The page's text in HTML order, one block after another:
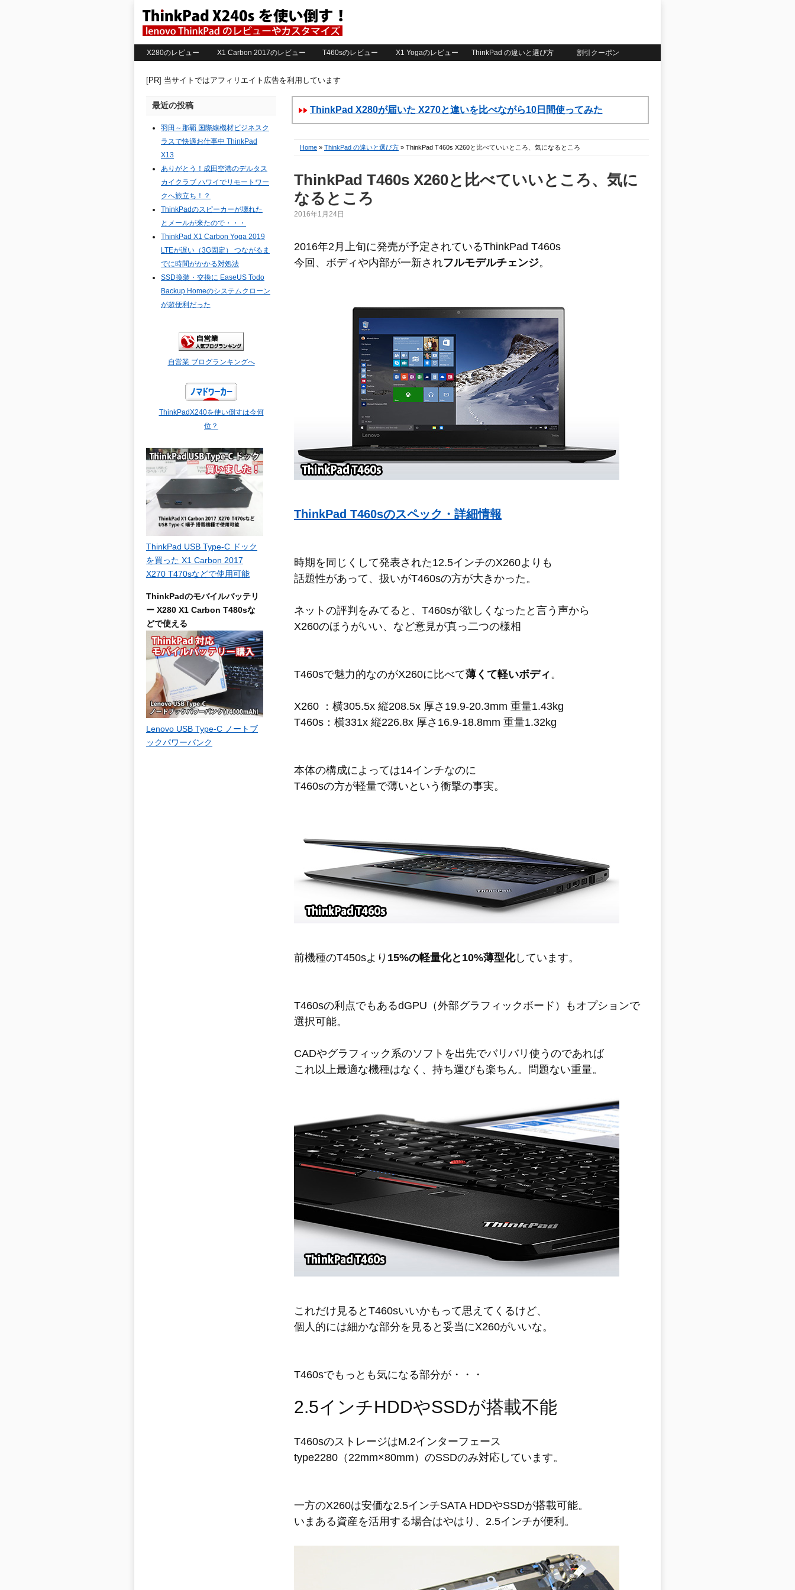
X280のレビュー X1 Carbon 2017のレビュー T460sのレビュー X1 Yogaのレビュー ThinkPad の違いと選び方 割引クーポン
[PR] 当サイトではアフィリエイト広告を利用しています
ThinkPad X280が届いた X270と違いを比べながら10日間使ってみた
Home » ThinkPad の違いと選び方 » ThinkPad T460s X260と比べていいところ、気になるところ
ThinkPad T460s X260と比べていいところ、気に
なるところ
2016年1月24日
2016年2月上旬に発売が予定されているThinkPad T460s
今回、ボディや内部が一新されフルモデルチェンジ。
ThinkPad T460sのスペック・詳細情報
時期を同じくして発表された12.5インチのX260よりも
話題性があって、扱いがT460sの方が大きかった。
ネットの評判をみてると、T460sが欲しくなったと言う声から
X260のほうがいい、など意見が真っ二つの様相
T460sで魅力的なのがX260に比べて薄くて軽いボディ。
X260 ：横305.5x 縦208.5x 厚さ19.9-20.3mm 重量1.43kg
T460s：横331x 縦226.8x 厚さ16.9-18.8mm 重量1.32kg
本体の構成によっては14インチなのに
T460sの方が軽量で薄いという衝撃の事実。
前機種のT450sより 15%の軽量化と10%薄型化しています。
T460sの利点でもあるdGPU（外部グラフィックボード）もオプションで
選択可能。
CADやグラフィック系のソフトを出先でバリバリ使うのであれば
これ以上最適な機種はなく、持ち運びも楽ちん。問題ない重量。
これだけ見るとT460sいいかもって思えてくるけど、
個人的には細かな部分を見ると妥当にX260がいいな。
T460sでもっとも気になる部分が・・・
2.5インチHDDやSSDが搭載不能
T460sのストレージはM.2インターフェース
type2280（22mm×80mm）のSSDのみ対応しています。
一方のX260は安価な2.5インチSATA HDDやSSDが搭載可能。
いまある資産を活用する場合はやはり、2.5インチが便利。
最近の投稿
羽田～那覇 国際線機材ビジネスク
ラスで快適お仕事中 ThinkPad
X13
ありがとう！成田空港のデルタス
カイクラブ ハワイでリモートワー
クへ旅立ち！？
ThinkPadのスピーカーが壊れた
とメールが来たので・・・
ThinkPad X1 Carbon Yoga 2019
LTEが遅い（3G固定） つながるま
でに時間がかかる対処法
SSD換装・交換に EaseUS Todo
Backup Homeのシステムクローン
が超便利だった
自営業 ブログランキングへ
ThinkPadX240を使い倒すは今何
位？
ThinkPad USB Type-C ドック
を買った X1 Carbon 2017
X270 T470sなどで使用可能
ThinkPadのモバイルバッテリ
ー X280 X1 Carbon T480sな
どで使える
Lenovo USB Type-C ノートブ
ックパワーバンク